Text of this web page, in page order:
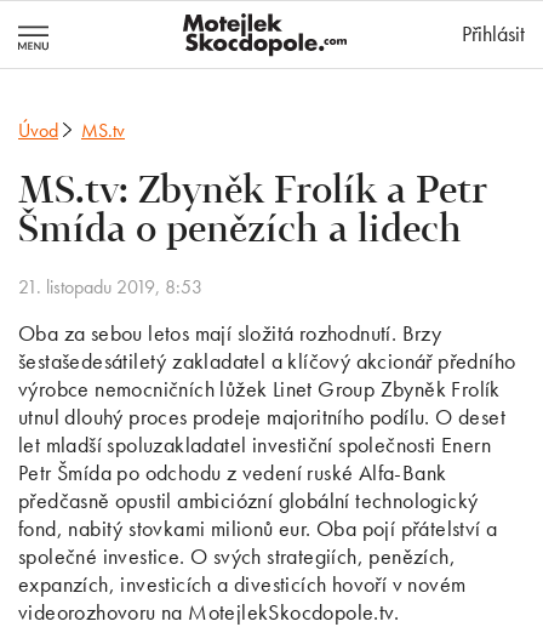
Přihlásit
Úvod MS.tv
MS.tv: Zbyněk Frolík a Petr
Šmída o penězích a lidech
21. listopadu 2019, 8:53
Oba za sebou letos mají složitá rozhodnutí. Brzy
šestašedesátiletý zakladatel a klíčový akcionář předního
výrobce nemocničních lůžek Linet Group Zbyněk Frolík
utnul dlouhý proces prodeje majoritního podílu. O deset
let mladší spoluzakladatel investiční společnosti Enern
Petr Šmída po odchodu z vedení ruské Alfa-Bank
předčasně opustil ambiciózní globální technologický
fond, nabitý stovkami milionů eur. Oba pojí přátelství a
společné investice. O svých strategiích, penězích,
expanzích, investicích a divesticích hovoří v novém
videorozhovoru na MotejlekSkocdopole.tv.